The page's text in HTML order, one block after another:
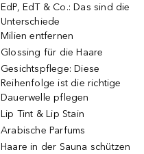
EdP, EdT & Co.: Das sind die
Unterschiede
Milien entfernen
Glossing für die Haare
Gesichtspflege: Diese
Reihenfolge ist die richtige
Dauerwelle pflegen
Lip Tint & Lip Stain
Arabische Parfums
Haare in der Sauna schützen